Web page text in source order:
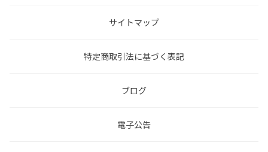
サイトマップ
特定商取引法に基づく表記
ブログ
電子公告